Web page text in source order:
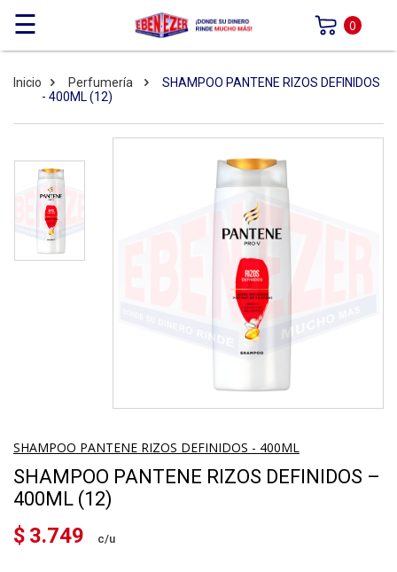
☰ 0
Inicio Perfumería
SHAMPOO PANTENE RIZOS DEFINIDOS
- 400ML (12)
SHAMPOO PANTENE RIZOS DEFINIDOS - 400ML
SHAMPOO PANTENE RIZOS DEFINIDOS –
400ML (12)
$ 3.749